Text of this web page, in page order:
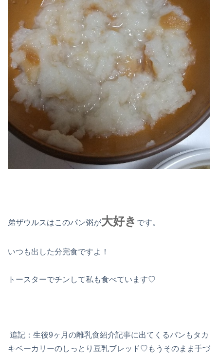
弟ザウルスはこのパン粥が大好き です。
いつも出した分完食ですよ！
トースターでチンして私も食べています♡
追記：生後9ヶ月の離乳食紹介記事に出てくるパンもタカ
キベーカリーのしっとり豆乳ブレッド♡もうそのまま手づ